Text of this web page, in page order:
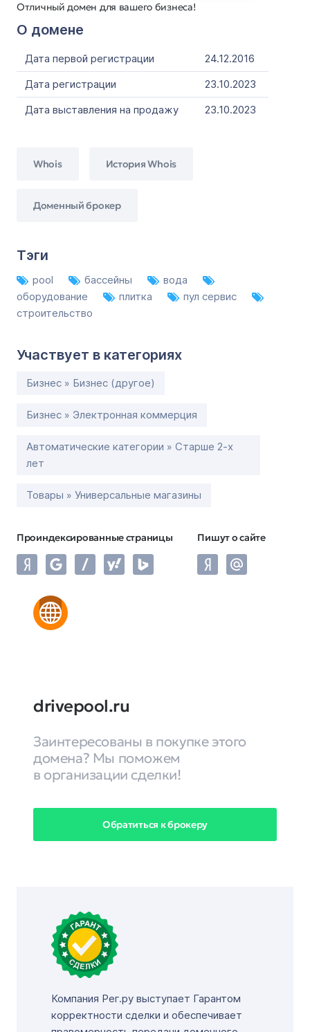
Отличный домен для вашего бизнеса!
О домене
Дата первой регистрации
24.12.2016
Дата регистрации
23.10.2023
Дата выставления на продажу
23.10.2023
Whois История Whois
Доменный брокер
Тэги
pool бассейны
вода
оборудование
плитка
пул сервис
строительство
Участвует в категориях
Бизнес » Бизнес (другое)
Бизнес » Электронная коммерция
Автоматические категории » Старше 2-х
лет
Товары » Универсальные магазины
Проиндексированные страницы Пишут о сайте
drivepool.ru
Заинтересованы в покупке этого
домена? Мы поможем
в организации сделки!
Обратиться к брокеру
Компания Рег.ру выступает Гарантом
корректности сделки и обеспечивает